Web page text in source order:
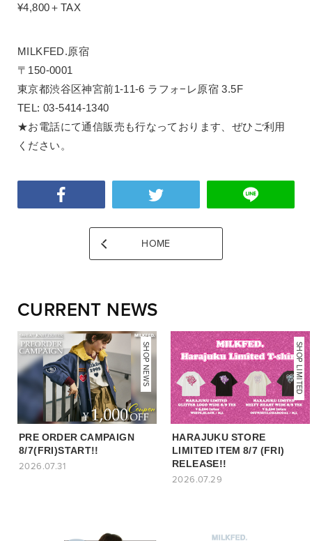
¥4,800＋TAX
MILKFED.原宿
〒150-0001
東京都渋谷区神宮前1-11-6 ラフォ−レ原宿 3.5F
TEL: 03-5414-1340
★お電話にて通信販売も行なっております、ぜひご利用
ください。
HOME
CURRENT NEWS
NEWS
SHOP NEWS
PRE ORDER CAMPAIGN
8/7(FRI)START!!
2026.07.31
SHOP LIMITED
HARAJUKU STORE
LIMITED ITEM 8/7 (FRI)
RELEASE!!
2026.07.29